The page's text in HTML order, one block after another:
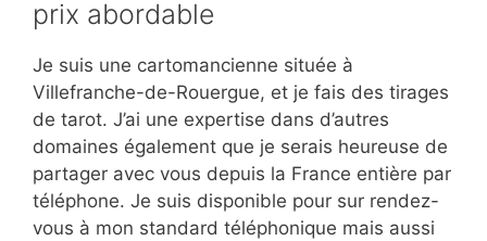
prix abordable
Je suis une cartomancienne située à
Villefranche-de-Rouergue, et je fais des tirages
de tarot. J’ai une expertise dans d’autres
domaines également que je serais heureuse de
partager avec vous depuis la France entière par
téléphone. Je suis disponible pour sur rendez-
vous à mon standard téléphonique mais aussi